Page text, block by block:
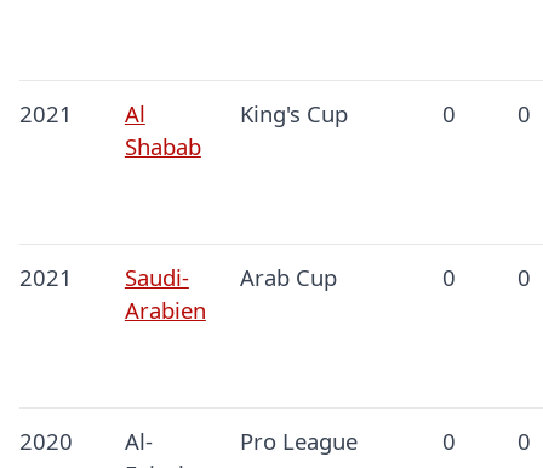
2021
Al
Shabab
King's Cup 0 0
2021
Saudi-
Arabien
Arab Cup 0 0
2020
Al-
Pro League 0 0